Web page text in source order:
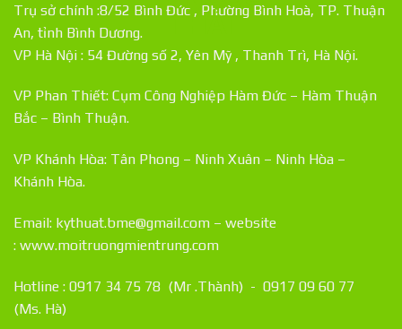
Trụ sở chính :8/52 Bình Đức , Phường Bình Hoà, TP. Thuận
An, tỉnh Bình Dương.
VP Hà Nội : 54 Đường số 2, Yên Mỹ , Thanh Trì, Hà Nội.
VP Phan Thiết: Cụm Công Nghiệp Hàm Đức – Hàm Thuận
Bắc – Bình Thuận.
VP Khánh Hòa: Tân Phong – Ninh Xuân – Ninh Hòa –
Khánh Hòa.
Email: kythuat.bme@gmail.com – website
: www.moitruongmientrung.com
Hotline : 0917 34 75 78 (Mr .Thành) - 0917 09 60 77
(Ms. Hà)